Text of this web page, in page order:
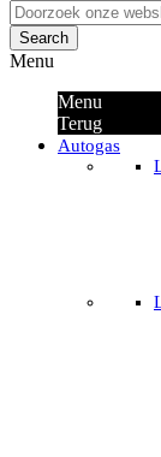
Search
Menu
Menu
Terug
Autogas